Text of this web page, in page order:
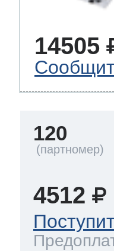
14505
120
4512